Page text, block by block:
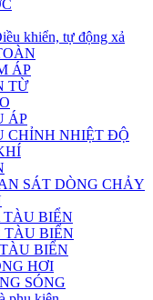
khiển, tự động xả
ÁP
TỪ
ÁP
CHỈNH NHIỆT ĐỘ
SÁT DÒNG CHẢY
TÀU BIỂN
TÀU BIỂN
BIỂN
HƠI
SÓNG